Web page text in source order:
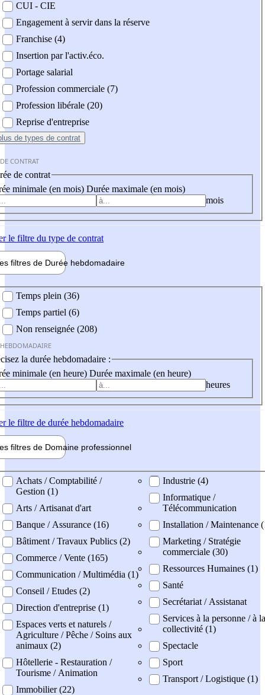
CUI - CIE
Engagement à servir dans la réserve
Franchise (4)
Insertion par l'activ.éco.
Portage salarial
Profession commerciale (7)
Profession libérale (20)
Reprise d'entreprise
de types de contrat
CONTRAT
de contrat
minimale (en mois) Durée maximale (en mois)
mois
le filtre du type de contrat
filtres de Durée hebdomadaire
Temps plein (36)
Temps partiel (6)
Non renseignée (208)
la durée hebdomadaire :
minimale (en heure) Durée maximale (en heure)
heures
le filtre de durée hebdomadaire
filtres de Domaine professionnel
professionel
Achats / Comptabilité /
Gestion (1)
Arts / Artisanat d'art
Banque / Assurance (16)
Bâtiment / Travaux Publics (2)
Commerce / Vente (165)
Communication / Multimédia (1)
Conseil / Etudes (2)
Direction d'entreprise (1)
Espaces verts et naturels /
Agriculture / Pêche / Soins aux
animaux (2)
Hôtellerie - Restauration /
Tourisme / Animation
Immobilier (22)
Industrie (4)
Informatique /
Télécommunication
Installation / Maintenance
Marketing / Stratégie
commerciale (30)
Ressources Humaines (1)
Santé
Secrétariat / Assistanat
Services à la personne / à la
collectivité (1)
Spectacle
Sport
Transport / Logistique (1)